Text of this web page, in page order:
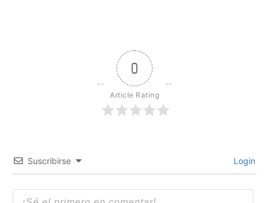
0
Article Rating
Suscribirse Login